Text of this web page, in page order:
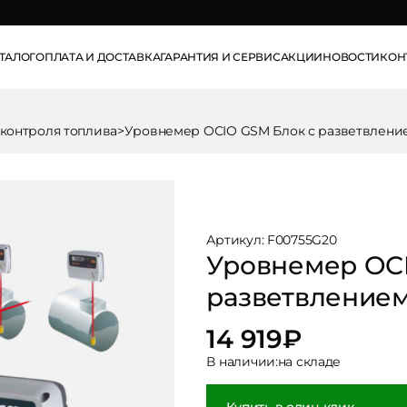
ОПЛАТА И ДОСТАВКАГАРАНТИЯ И СЕРВИСАКЦИИНОВОСТИ
топлива>Уровнемер OCIO GSM Блок с
Артикул: F00755G20
Уровнемер
14 919₽
В наличии:на складе